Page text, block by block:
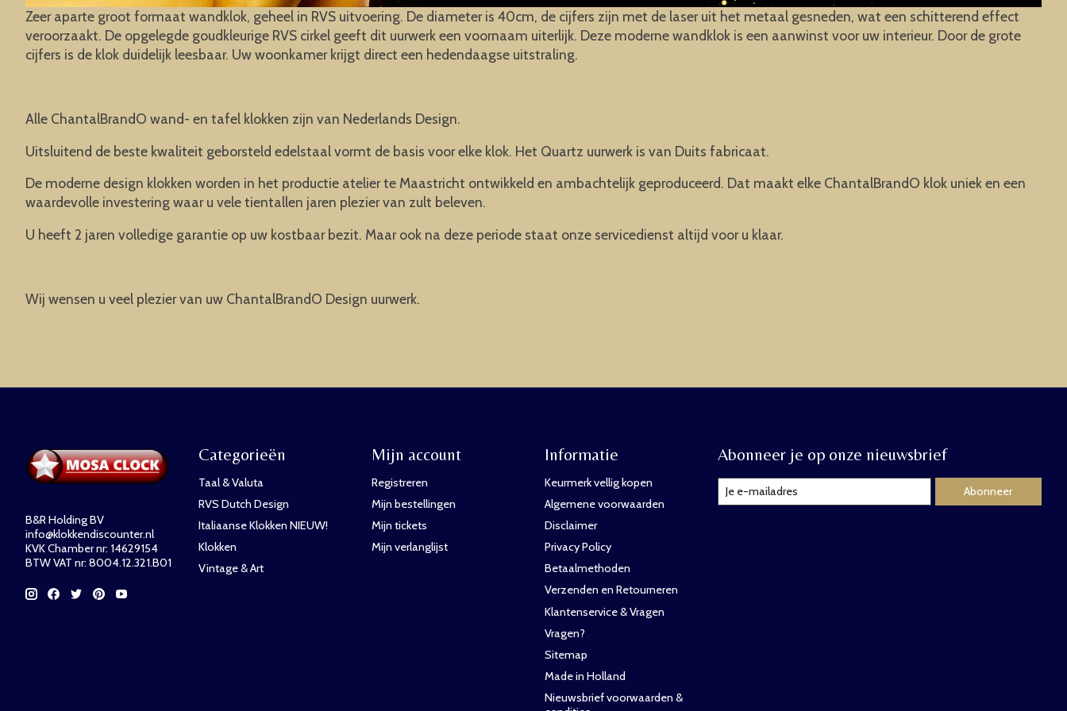
Zeer aparte groot formaat wandklok, geheel in RVS uitvoering. De diameter is 40cm, de cijfers zijn met de laser uit het metaal gesneden, wat een schitterend effect
veroorzaakt. De opgelegde goudkleurige RVS cirkel geeft dit uurwerk een voornaam uiterlijk. Deze moderne wandklok is een aanwinst voor uw interieur. Door de grote
cijfers is de klok duidelijk leesbaar. Uw woonkamer krijgt direct een hedendaagse uitstraling.
Alle ChantalBrandO wand- en tafel klokken zijn van Nederlands Design.
Uitsluitend de beste kwaliteit geborsteld edelstaal vormt de basis voor elke klok. Het Quartz uurwerk is van Duits fabricaat.
De moderne design klokken worden in het productie atelier te Maastricht ontwikkeld en ambachtelijk geproduceerd. Dat maakt elke ChantalBrandO klok uniek en een
waardevolle investering waar u vele tientallen jaren plezier van zult beleven.
U heeft 2 jaren volledige garantie op uw kostbaar bezit. Maar ook na deze periode staat onze servicedienst altijd voor u klaar.
Wij wensen u veel plezier van uw ChantalBrandO Design uurwerk.
B&R Holding BV
info@klokkendiscounter.nl
KVK Chamber nr: 14629154
BTW VAT nr: 8004.12.321.B01
Categorieën
Taal & Valuta
RVS Dutch Design
Italiaanse Klokken NIEUW!
Klokken
Vintage & Art
Mijn account
Registreren
Mijn bestellingen
Mijn tickets
Mijn verlanglijst
Informatie
Keurmerk vellig kopen
Algemene voorwaarden
Disclaimer
Privacy Policy
Betaalmethoden
Verzenden en Retourneren
Klantenservice & Vragen
Vragen?
Sitemap
Made in Holland
Nieuwsbrief voorwaarden &
Abonneer je op onze nieuwsbrief
Abonneer